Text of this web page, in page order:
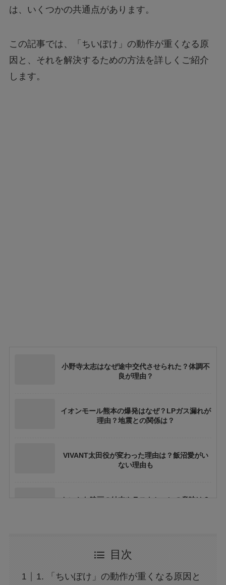
は、いくつかの共通点があります。
この記事では、「ちいぽけ」の動作が重くなる原
因と、それを解決するための方法を詳しくご紹介
します。
小野寺太志はなぜ途中交代させられた？体調不
良が理由？
イオンモール熊本の爆発はなぜ？LPガス漏れが
理由？地震との関係は？
VIVANT太田役が変わった理由は？飯沼愛がい
ない理由も
ちいかわ映画の結末やラストシーンの意味は？
結婚してる？
目次
1. 「ちいぽけ」の動作が重くなる原因と